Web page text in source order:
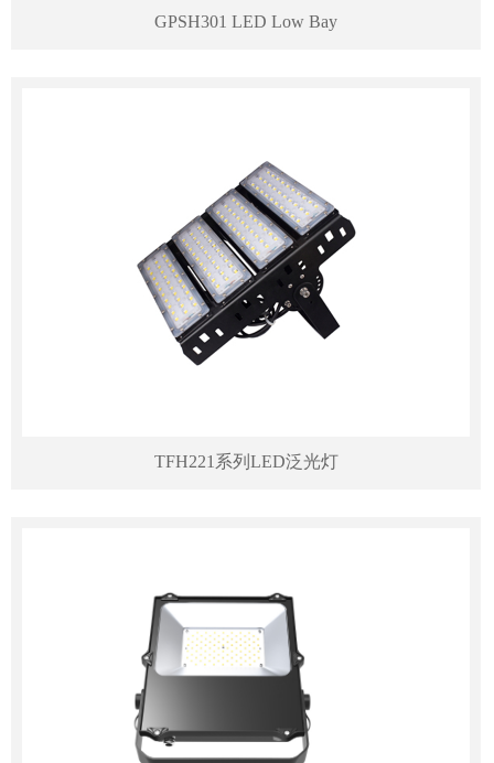
GPSH301 LED Low Bay
TFH221系列LED泛光灯